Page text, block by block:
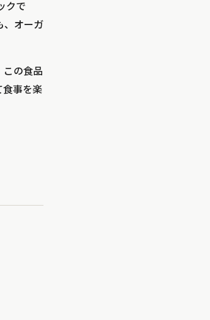
クで
、オーガ
この食品
食事を楽